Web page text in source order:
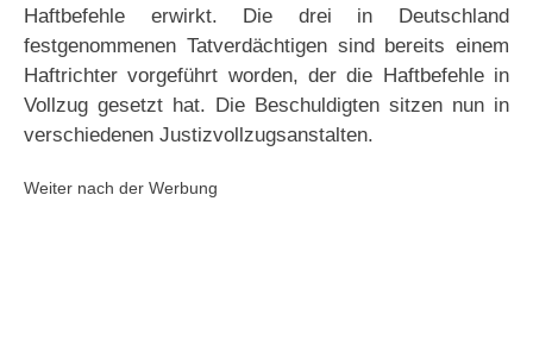
Haftbefehle erwirkt. Die drei in Deutschland
festgenommenen Tatverdächtigen sind bereits einem
Haftrichter vorgeführt worden, der die Haftbefehle in
Vollzug gesetzt hat. Die Beschuldigten sitzen nun in
verschiedenen Justizvollzugsanstalten.
Weiter nach der Werbung